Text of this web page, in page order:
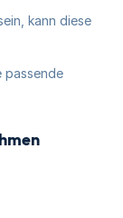
kann diese
passende